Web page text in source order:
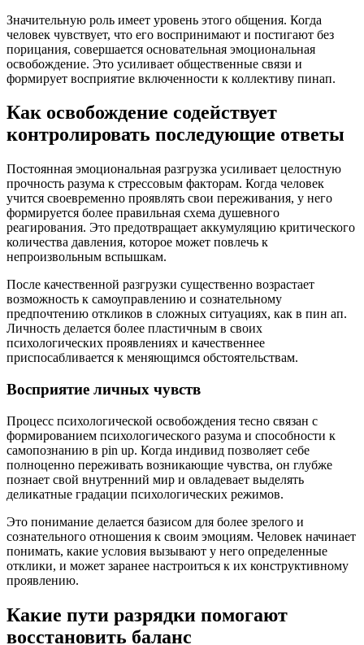
Значительную роль имеет уровень этого общения. Когда
человек чувствует, что его воспринимают и постигают без
порицания, совершается основательная эмоциональная
освобождение. Это усиливает общественные связи и
формирует восприятие включенности к коллективу пинап.
Как освобождение содействует
контролировать последующие ответы
Постоянная эмоциональная разгрузка усиливает целостную
прочность разума к стрессовым факторам. Когда человек
учится своевременно проявлять свои переживания, у него
формируется более правильная схема душевного
реагирования. Это предотвращает аккумуляцию критического
количества давления, которое может повлечь к
непроизвольным вспышкам.
После качественной разгрузки существенно возрастает
возможность к самоуправлению и сознательному
предпочтению откликов в сложных ситуациях, как в пин ап.
Личность делается более пластичным в своих
психологических проявлениях и качественнее
приспосабливается к меняющимся обстоятельствам.
Восприятие личных чувств
Процесс психологической освобождения тесно связан с
формированием психологического разума и способности к
самопознанию в pin up. Когда индивид позволяет себе
полноценно переживать возникающие чувства, он глубже
познает свой внутренний мир и овладевает выделять
деликатные градации психологических режимов.
Это понимание делается базисом для более зрелого и
сознательного отношения к своим эмоциям. Человек начинает
понимать, какие условия вызывают у него определенные
отклики, и может заранее настроиться к их конструктивному
проявлению.
Какие пути разрядки помогают
восстановить баланс